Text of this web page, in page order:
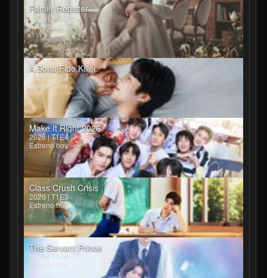
Family Register
2026 | T1E25
Estreno hoy
A Bona Fide Killer
2026 | T1E3
Estreno hoy
Make It Right 2026
2026 | T1E4
Estreno hoy
Class Crush Crisis
2026 | T1E3
Estreno hoy
The Servant Prince
2026 | T1E6
Estreno hoy